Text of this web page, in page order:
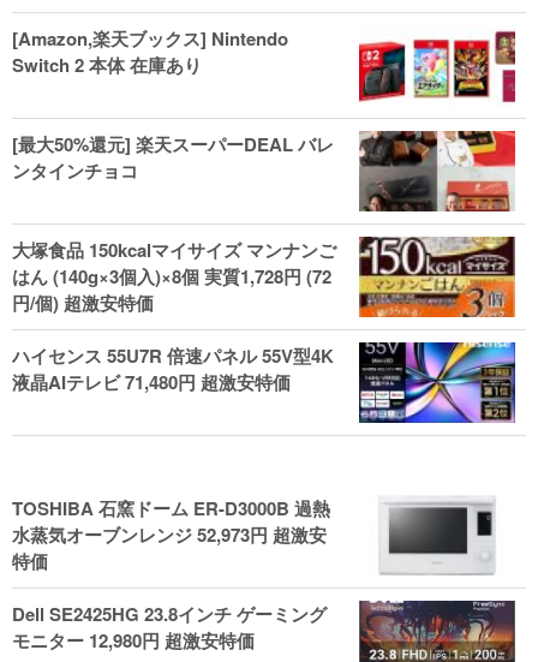
[Amazon,楽天ブックス] Nintendo
Switch 2 本体 在庫あり
[最大50%還元] 楽天スーパーDEAL バレ
ンタインチョコ
大塚食品 150kcalマイサイズ マンナンご
はん (140g×3個入)×8個 実質1,728円 (72
円/個) 超激安特価
ハイセンス 55U7R 倍速パネル 55V型4K
液晶AIテレビ 71,480円 超激安特価
TOSHIBA 石窯ドーム ER-D3000B 過熱
水蒸気オーブンレンジ 52,973円 超激安
特価
Dell SE2425HG 23.8インチ ゲーミング
モニター 12,980円 超激安特価